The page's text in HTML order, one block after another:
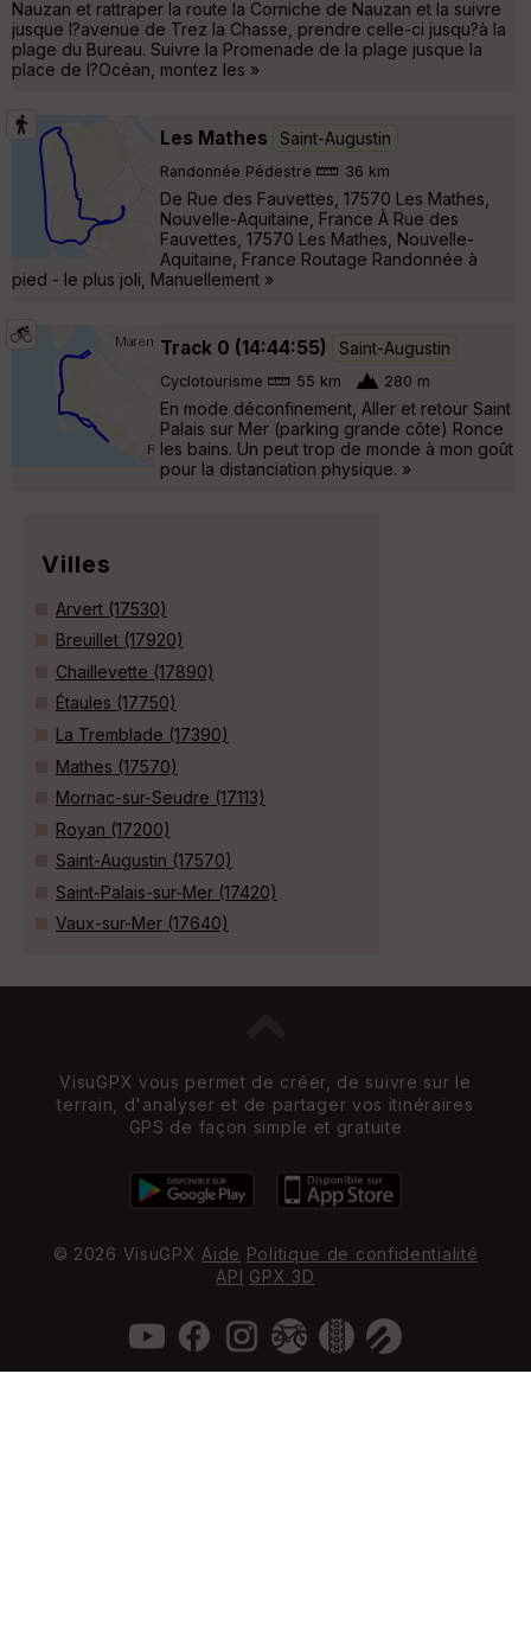
Nauzan et rattraper la route la Corniche de Nauzan et la suivre
jusque l?avenue de Trez la Chasse, prendre celle-ci jusqu?à la
plage du Bureau. Suivre la Promenade de la plage jusque la
place de l?Océan, montez les »
Les Mathes Saint-Augustin
Randonnée Pédestre 36 km
De Rue des Fauvettes, 17570 Les Mathes,
Nouvelle-Aquitaine, France À Rue des
Fauvettes, 17570 Les Mathes, Nouvelle-
Aquitaine, France Routage Randonnée à
pied - le plus joli, Manuellement »
Track 0 (14:44:55) Saint-Augustin
Cyclotourisme 55 km 280 m
En mode déconfinement, Aller et retour Saint
Palais sur Mer (parking grande côte) Ronce
les bains. Un peut trop de monde à mon goût
pour la distanciation physique. »
Villes
Arvert (17530)
Breuillet (17920)
Chaillevette (17890)
Étaules (17750)
La Tremblade (17390)
Mathes (17570)
Mornac-sur-Seudre (17113)
Royan (17200)
Saint-Augustin (17570)
Saint-Palais-sur-Mer (17420)
Vaux-sur-Mer (17640)
VisuGPX vous permet de créer, de suivre sur le
terrain, d'analyser et de partager vos itinéraires
GPS de façon simple et gratuite
© 2026 VisuGPXAide Politique de confidentialité
API
GPX 3D